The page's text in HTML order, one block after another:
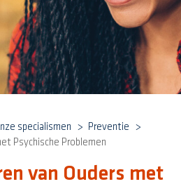
specialismen
Preventie
Psychische Problemen
van Ouders met